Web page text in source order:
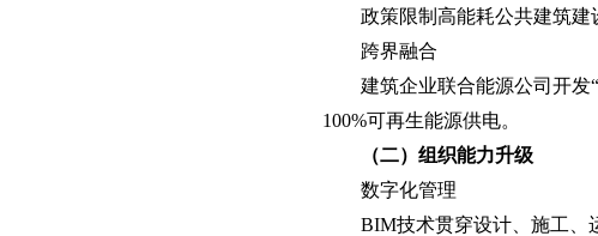
政策限制高能耗公共建筑建
跨界融合
建筑企业联合能源公司开
100%可再生能源供电。
（二）组织能力升级
数字化管理
BIM技术贯穿设计、施工、